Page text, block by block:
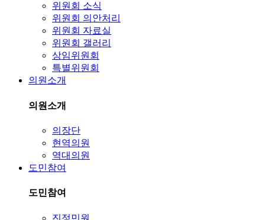
위원회 소식
위원회 의안처리
위원회 자료실
위원회 갤러리
상임위원회
특별위원회
의원소개
의원소개
의장단
현역의원
역대의원
도민참여
도민참여
진정민원